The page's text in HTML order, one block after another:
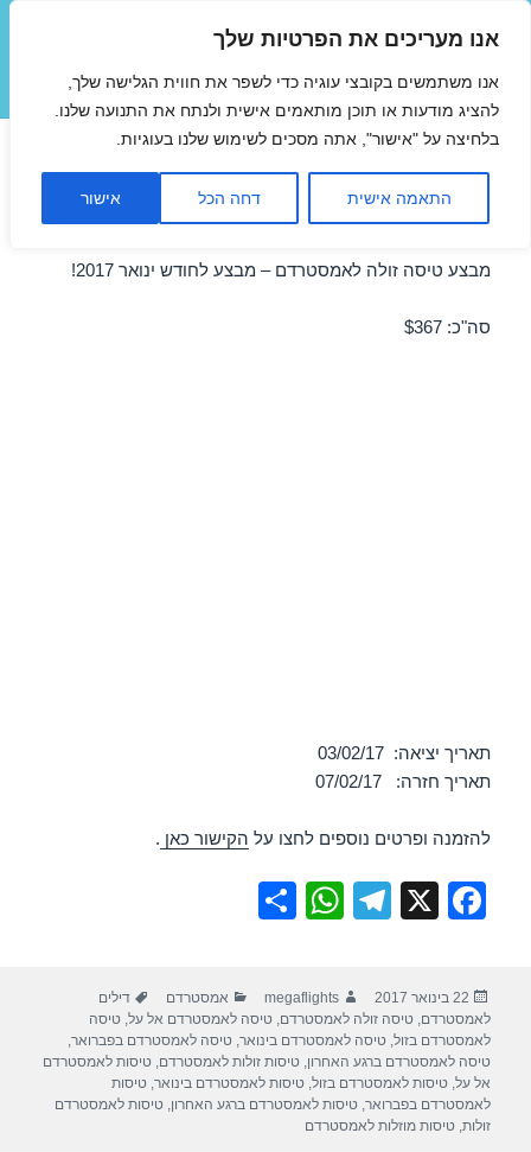
אנו מעריכים את הפרטיות שלך
אנו משתמשים בקובצי עוגיה כדי לשפר את חווית הגלישה שלך,
להציג מודעות או תוכן מותאמים אישית ולנתח את התנועה שלנו.
בלחיצה על "אישור", אתה מסכים לשימוש שלנו בעוגיות.
התאמה אישית דחה הכל אישור
תפריטים
ווידג'טים
טיסות זולות לאמסטרדם
בפברואר 03/02/2017
מבצע טיסה זולה לאמסטרדם – מבצע לחודש ינואר 2017!
סה"כ: $367
תאריך יציאה: 03/02/17
תאריך חזרה: 07/02/17
להזמנה ופרטים נוספים לחצו על הקישור כאן .
F
e
b
o
o
X
T
gr
a
m
W
s
A
p
e
פורסם
בתאריך
22 בינואר 2017 מחבר
megaflights קטגוריות
אמסטרדם תגיות
דילים
לאמסטרדם,טיסה זולה לאמסטרדם,טיסה לאמסטרדם אל על,טיסה
לאמסטרדם בזול,טיסה לאמסטרדם בינואר,טיסה לאמסטרדם בפברואר,
טיסה לאמסטרדם ברגע האחרון,טיסות זולות לאמסטרדם,טיסות לאמסטרדם
אל על,טיסות לאמסטרדם בזול,טיסות לאמסטרדם בינואר,טיסות
לאמסטרדם בפברואר,טיסות לאמסטרדם ברגע האחרון,טיסות לאמסטרדם
זולות,טיסות מוזלות לאמסטרדם